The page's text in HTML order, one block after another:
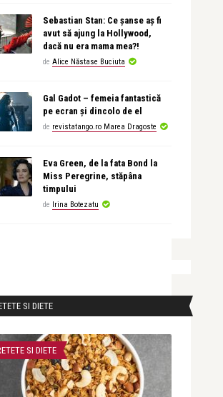
Sebastian Stan: Ce șanse aș fi
avut să ajung la Hollywood,
dacă nu era mama mea?!
de Alice Năstase Buciuta
Gal Gadot – femeia fantastică
pe ecran și dincolo de el
de revistatango.ro Marea Dragoste
Eva Green, de la fata Bond la
Miss Peregrine, stăpâna
timpului
de Irina Botezatu
SI DIETE
SI DIETE